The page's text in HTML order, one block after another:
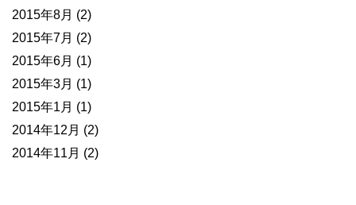
2015年8月 (2)
2015年7月 (2)
2015年6月 (1)
2015年3月 (1)
2015年1月 (1)
2014年12月 (2)
2014年11月 (2)